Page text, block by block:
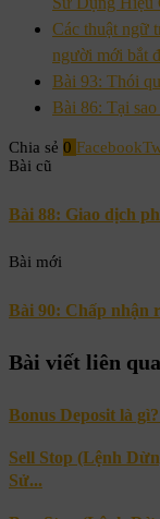
Các thuật ngữ
người mới bắt
Bài 93: Thói
Bài 86: Tại
Chia sẻ 0 Facebook
Bài cũ
Bài 88: Giao dịch
Bài mới
Bài 90: Chấp nhận
Bài viết liên
Bonus Deposit là
Sell Stop (Lệnh
Sử...